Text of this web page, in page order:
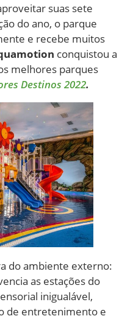
suas sete
do ano, o parque
e recebe muitos
conquistou a
melhores parques
Destinos 2022.
do ambiente externo:
as estações do
inigualável,
de entretenimento e